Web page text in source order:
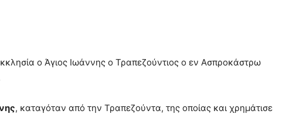
ο Άγιος Ιωάννης ο Τραπεζούντιος ο εν Ασπροκάστρω
, καταγόταν από την Τραπεζούντα, της οποίας και χρημάτισε